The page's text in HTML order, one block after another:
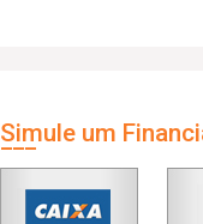
Simule um